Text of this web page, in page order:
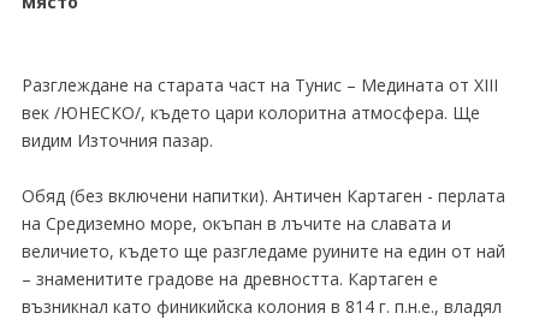
Разглеждане на старата част на Тунис – Медината от XIII
век /ЮНЕСКO/, където цари колоритна атмосфера. Ще
видим Източния пазар.
Обяд (без включени напитки). Античен Картаген - перлата
на Средиземно море, окъпан в лъчите на славата и
величието, където ще разгледаме руините на един от най
– знаменитите градове на древността. Картаген е
възникнал като финикийска колония в 814 г. п.н.е., владял